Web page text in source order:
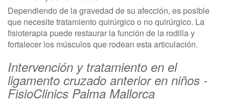
Dependiendo de la gravedad de su afección, es posible
que necesite tratamiento quirúrgico o no quirúrgico. La
fisioterapia puede restaurar la función de la rodilla y
fortalecer los músculos que rodean esta articulación.
Intervención y tratamiento en el
ligamento cruzado anterior en niños -
FisioClinics Palma Mallorca